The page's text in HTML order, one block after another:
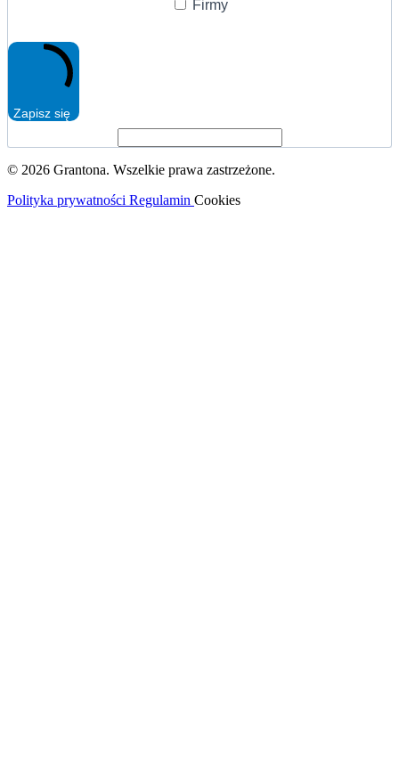
Firmy
Zapisz się
© 2026 Grantona. Wszelkie prawa zastrzeżone.
Polityka prywatności Regulamin Cookies